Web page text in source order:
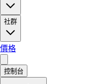
社群
價格
控制台